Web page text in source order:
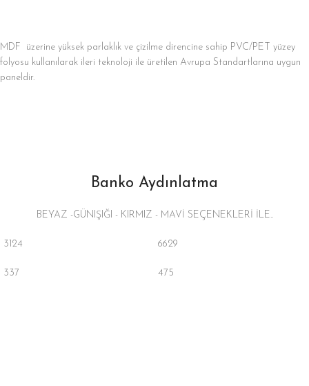
MDF üzerine yüksek parlaklık ve çizilme direncine sahip PVC/PET yüzey
folyosu kullanılarak ileri teknoloji ile üretilen Avrupa Standartlarına uygun
paneldir.
Banko Aydınlatma
BEYAZ -GÜNIŞIĞI - KIRMIZ - MAVİ SEÇENEKLERİ İLE..
3124
337
6629
475